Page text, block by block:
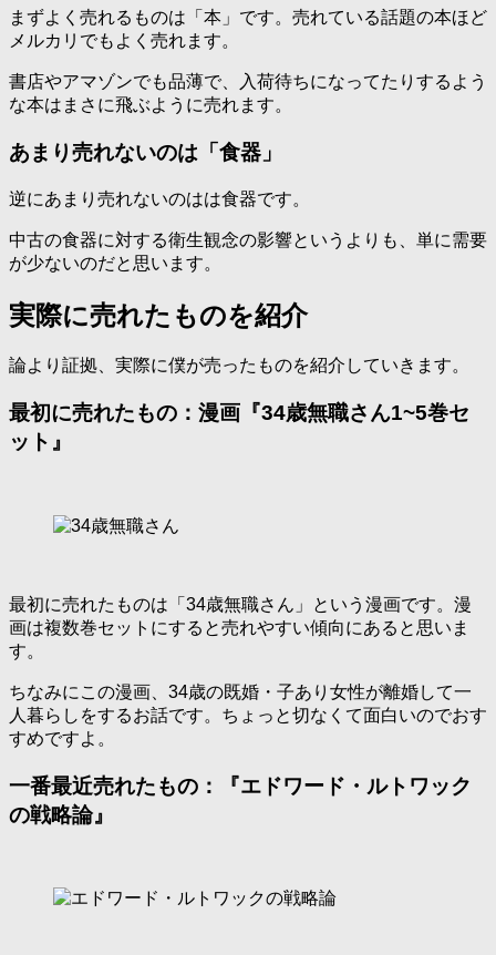
まずよく売れるものは「本」です。売れている話題の本ほど
メルカリでもよく売れます。
書店やアマゾンでも品薄で、入荷待ちになってたりするよう
な本はまさに飛ぶように売れます。
あまり売れないのは「食器」
逆にあまり売れないのはは食器です。
中古の食器に対する衛生観念の影響というよりも、単に需要
が少ないのだと思います。
実際に売れたものを紹介
論より証拠、実際に僕が売ったものを紹介していきます。
最初に売れたもの：漫画『34歳無職さん1~5巻セ
ット』
最初に売れたものは「34歳無職さん」という漫画です。漫
画は複数巻セットにすると売れやすい傾向にあると思いま
す。
ちなみにこの漫画、34歳の既婚・子あり女性が離婚して一
人暮らしをするお話です。ちょっと切なくて面白いのでおす
すめですよ。
一番最近売れたもの：『エドワード・ルトワック
の戦略論』